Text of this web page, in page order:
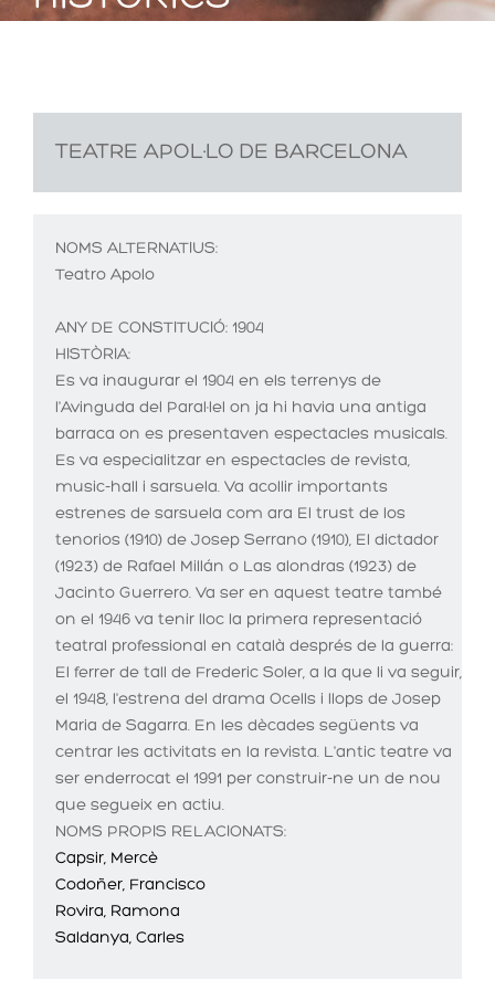
TEATRE APOL·LO DE BARCELONA
NOMS ALTERNATIUS:
Teatro Apolo
ANY DE CONSTITUCIÓ: 1904
HISTÒRIA:
Es va inaugurar el 1904 en els terrenys de
l'Avinguda del Paral·lel on ja hi havia una antiga
barraca on es presentaven espectacles musicals.
Es va especialitzar en espectacles de revista,
music-hall i sarsuela. Va acollir importants
estrenes de sarsuela com ara El trust de los
tenorios (1910) de Josep Serrano (1910), El dictador
(1923) de Rafael Millán o Las alondras (1923) de
Jacinto Guerrero. Va ser en aquest teatre també
on el 1946 va tenir lloc la primera representació
teatral professional en català després de la guerra:
El ferrer de tall de Frederic Soler, a la que li va seguir,
el 1948, l'estrena del drama Ocells i llops de Josep
Maria de Sagarra. En les dècades següents va
centrar les activitats en la revista. L'antic teatre va
ser enderrocat el 1991 per construir-ne un de nou
que segueix en actiu.
NOMS PROPIS RELACIONATS:
Capsir, Mercè
Codoñer, Francisco
Rovira, Ramona
Saldanya, Carles